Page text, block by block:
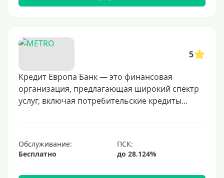
350000 руб
500000 руб
600000 руб
700000 руб
1000000 руб
С небольшим лимитом
С большим лимитом
5
Кредит Европа Банк — это финансовая
организация, предлагающая широкий спектр
услуг, включая потребительские кредиты...
Обслуживание:
Бесплатно